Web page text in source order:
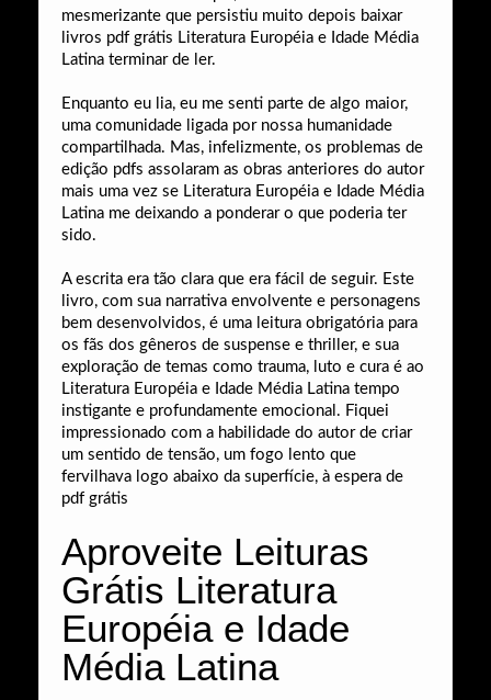
mesmerizante que persistiu muito depois baixar
livros pdf grátis Literatura Européia e Idade Média
Latina terminar de ler.
Enquanto eu lia, eu me senti parte de algo maior,
uma comunidade ligada por nossa humanidade
compartilhada. Mas, infelizmente, os problemas de
edição pdfs assolaram as obras anteriores do autor
mais uma vez se Literatura Européia e Idade Média
Latina me deixando a ponderar o que poderia ter
sido.
A escrita era tão clara que era fácil de seguir. Este
livro, com sua narrativa envolvente e personagens
bem desenvolvidos, é uma leitura obrigatória para
os fãs dos gêneros de suspense e thriller, e sua
exploração de temas como trauma, luto e cura é ao
Literatura Européia e Idade Média Latina tempo
instigante e profundamente emocional. Fiquei
impressionado com a habilidade do autor de criar
um sentido de tensão, um fogo lento que
fervilhava logo abaixo da superfície, à espera de
pdf grátis
Aproveite Leituras
Grátis Literatura
Européia e Idade
Média Latina